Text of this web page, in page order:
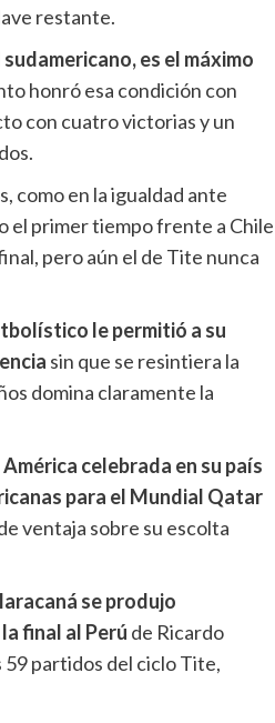
restante.
es el máximo
honró esa condición con
con cuatro victorias y un
como en la igualdad ante
el primer tiempo frente a Chile
pero aún el de Tite nunca
le permitió a su
sin que se resintiera la
domina claramente la
celebrada en su país
para el Mundial Qatar
ventaja sobre su escolta
se produjo
final al Perú de Ricardo
59 partidos del ciclo Tite,